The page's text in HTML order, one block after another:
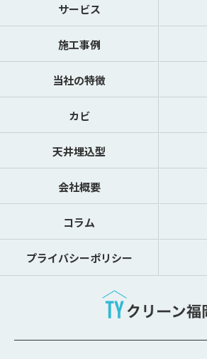
サービス
施工事例
当社の特徴
カビ
天井埋込型
会社概要
コラム
プライバシーポリシー